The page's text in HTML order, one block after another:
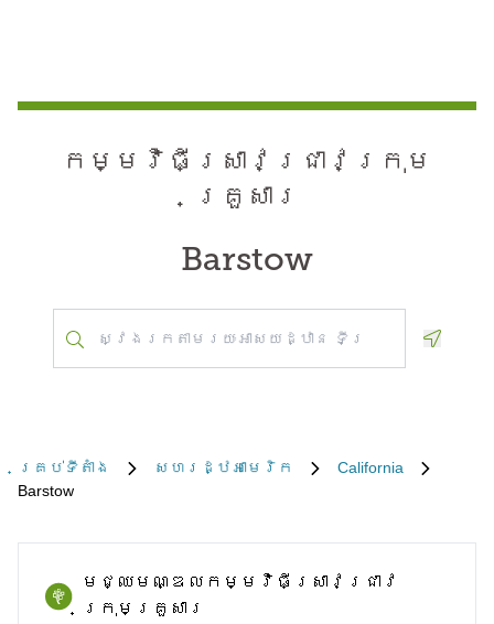
កម្មវិធី​ស្រាវជ្រាវ​ក្រុម
គ្រួសារ
Barstow
គ្រប់​ទីតាំង សហរដ្ឋអាមេរិក
California
Barstow
មជ្ឈមណ្ឌល​កម្មវិធី​ស្រាវជ្រាវ​
ក្រុមគ្រួសារ